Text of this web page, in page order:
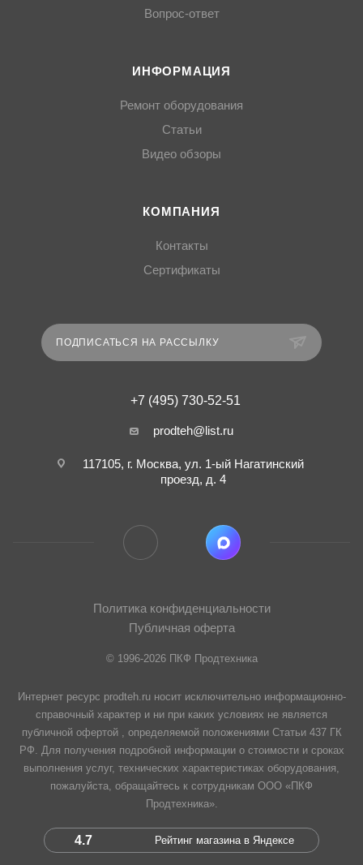
Вопрос-ответ
ИНФОРМАЦИЯ
Ремонт оборудования
Статьи
Видео обзоры
КОМПАНИЯ
Контакты
Сертификаты
ПОДПИСАТЬСЯ НА РАССЫЛКУ
+7 (495) 730-52-51
prodteh@list.ru
117105, г. Москва, ул. 1-ый Нагатинский
проезд, д. 4
Политика конфиденциальности
Публичная оферта
© 1996-2026 ПКФ Продтехника
Интернет ресурс prodteh.ru носит исключительно информационно-
справочный характер и ни при каких условиях не является
публичной офертой , определяемой положениями Статьи 437 ГК
РФ. Для получения подробной информации о стоимости и сроках
выполнения услуг, технических характеристиках оборудования,
пожалуйста, обращайтесь к сотрудникам ООО «ПКФ
Продтехника».
4.7 Рейтинг магазина в Яндексе